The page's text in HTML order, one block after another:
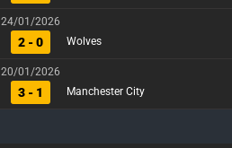
24/01/2026
2 - 0 Wolves
20/01/2026
3 - 1 Manchester City